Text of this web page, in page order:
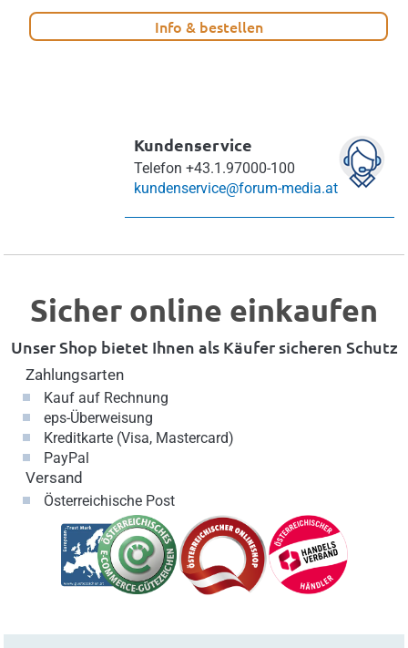
Info & bestellen
Kundenservice
Telefon +43.1.97000-100
kundenservice@forum-media.at
Sicher online einkaufen
Unser Shop bietet Ihnen als Käufer sicheren Schutz
Zahlungsarten
Kauf auf Rechnung
eps-Überweisung
Kreditkarte (Visa, Mastercard)
PayPal
Versand
Österreichische Post